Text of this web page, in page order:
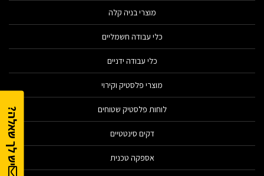
יש לך שאלה?
מוצרי בניה קלה
כלי עבודה חשמליים
כלי עבודה ידניים
מוצרי פלסטיק וקירוי
לוחות פלסטיק שטוחים
דקים סינטטיים
אספקה טכנית